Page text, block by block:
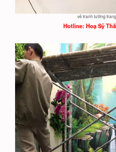
vẽ tranh tường
Hotline: HoạSỹ